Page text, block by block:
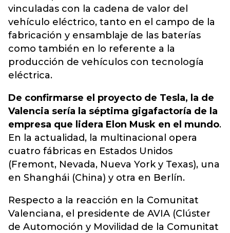
vinculadas con la cadena de valor del
vehículo eléctrico, tanto en el campo de la
fabricación y ensamblaje de las baterías
como también en lo referente a la
producción de vehículos con tecnología
eléctrica.
De confirmarse el proyecto de Tesla, la de
Valencia sería la séptima gigafactoría de la
empresa que lidera Elon Musk en el mundo.
En la actualidad, la multinacional opera
cuatro fábricas en Estados Unidos
(Fremont, Nevada, Nueva York y Texas), una
en Shanghái (China) y otra en Berlín.
Respecto a la reacción en la Comunitat
Valenciana, el presidente de AVIA (Clúster
de Automoción y Movilidad de la Comunitat